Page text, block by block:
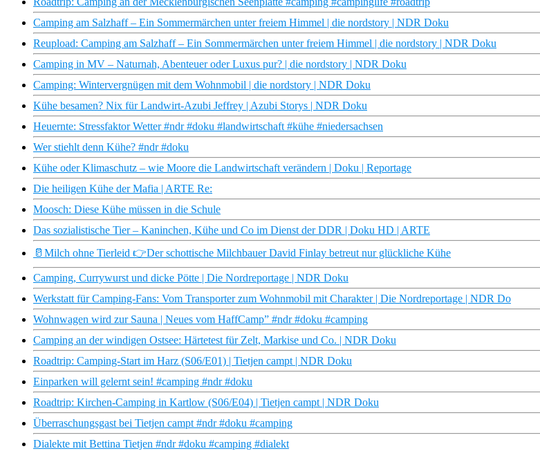
Camping am Salzhaff – Ein Sommermärchen unter freiem Himmel | die nordstory | NDR Doku
Reupload: Camping am Salzhaff – Ein Sommermärchen unter freiem Himmel | die nordstory | NDR Doku
Camping in MV – Naturnah, Abenteuer oder Luxus pur? | die nordstory | NDR Doku
Camping: Wintervergnügen mit dem Wohnmobil | die nordstory | NDR Doku
Kühe besamen? Nix für Landwirt-Azubi Jeffrey | Azubi Storys | NDR Doku
Heuernte: Stressfaktor Wetter #ndr #doku #landwirtschaft #kühe #niedersachsen
Wer stiehlt denn Kühe? #ndr #doku
Kühe oder Klimaschutz – wie Moore die Landwirtschaft verändern | Doku | Reportage
Die heiligen Kühe der Mafia | ARTE Re:
Moosch: Diese Kühe müssen in die Schule
Das sozialistische Tier – Kaninchen, Kühe und Co im Dienst der DDR | Doku HD | ARTE
🥛Milch ohne Tierleid 👉Der schottische Milchbauer David Finlay betreut nur glückliche Kühe
Camping, Currywurst und dicke Pötte | Die Nordreportage | NDR Doku
Werkstatt für Camping-Fans: Vom Transporter zum Wohnmobil mit Charakter | Die Nordreportage | NDR Do
Wohnwagen wird zur Sauna | Neues vom HaffCamp” #ndr #doku #camping
Camping an der windigen Ostsee: Härtetest für Zelt, Markise und Co. | NDR Doku
Roadtrip: Camping-Start im Harz (S06/E01) | Tietjen campt | NDR Doku
Einparken will gelernt sein! #camping #ndr #doku
Roadtrip: Kirchen-Camping in Kartlow (S06/E04) | Tietjen campt | NDR Doku
Überraschungsgast bei Tietjen campt #ndr #doku #camping
Dialekte mit Bettina Tietjen #ndr #doku #camping #dialekt